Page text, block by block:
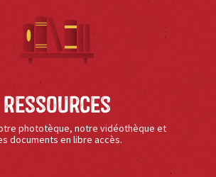
Ressources
phototèque, notre vidéothèque et
documents en libre accès.